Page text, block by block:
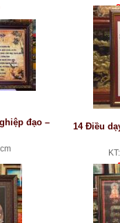
đạo –
14 Điều